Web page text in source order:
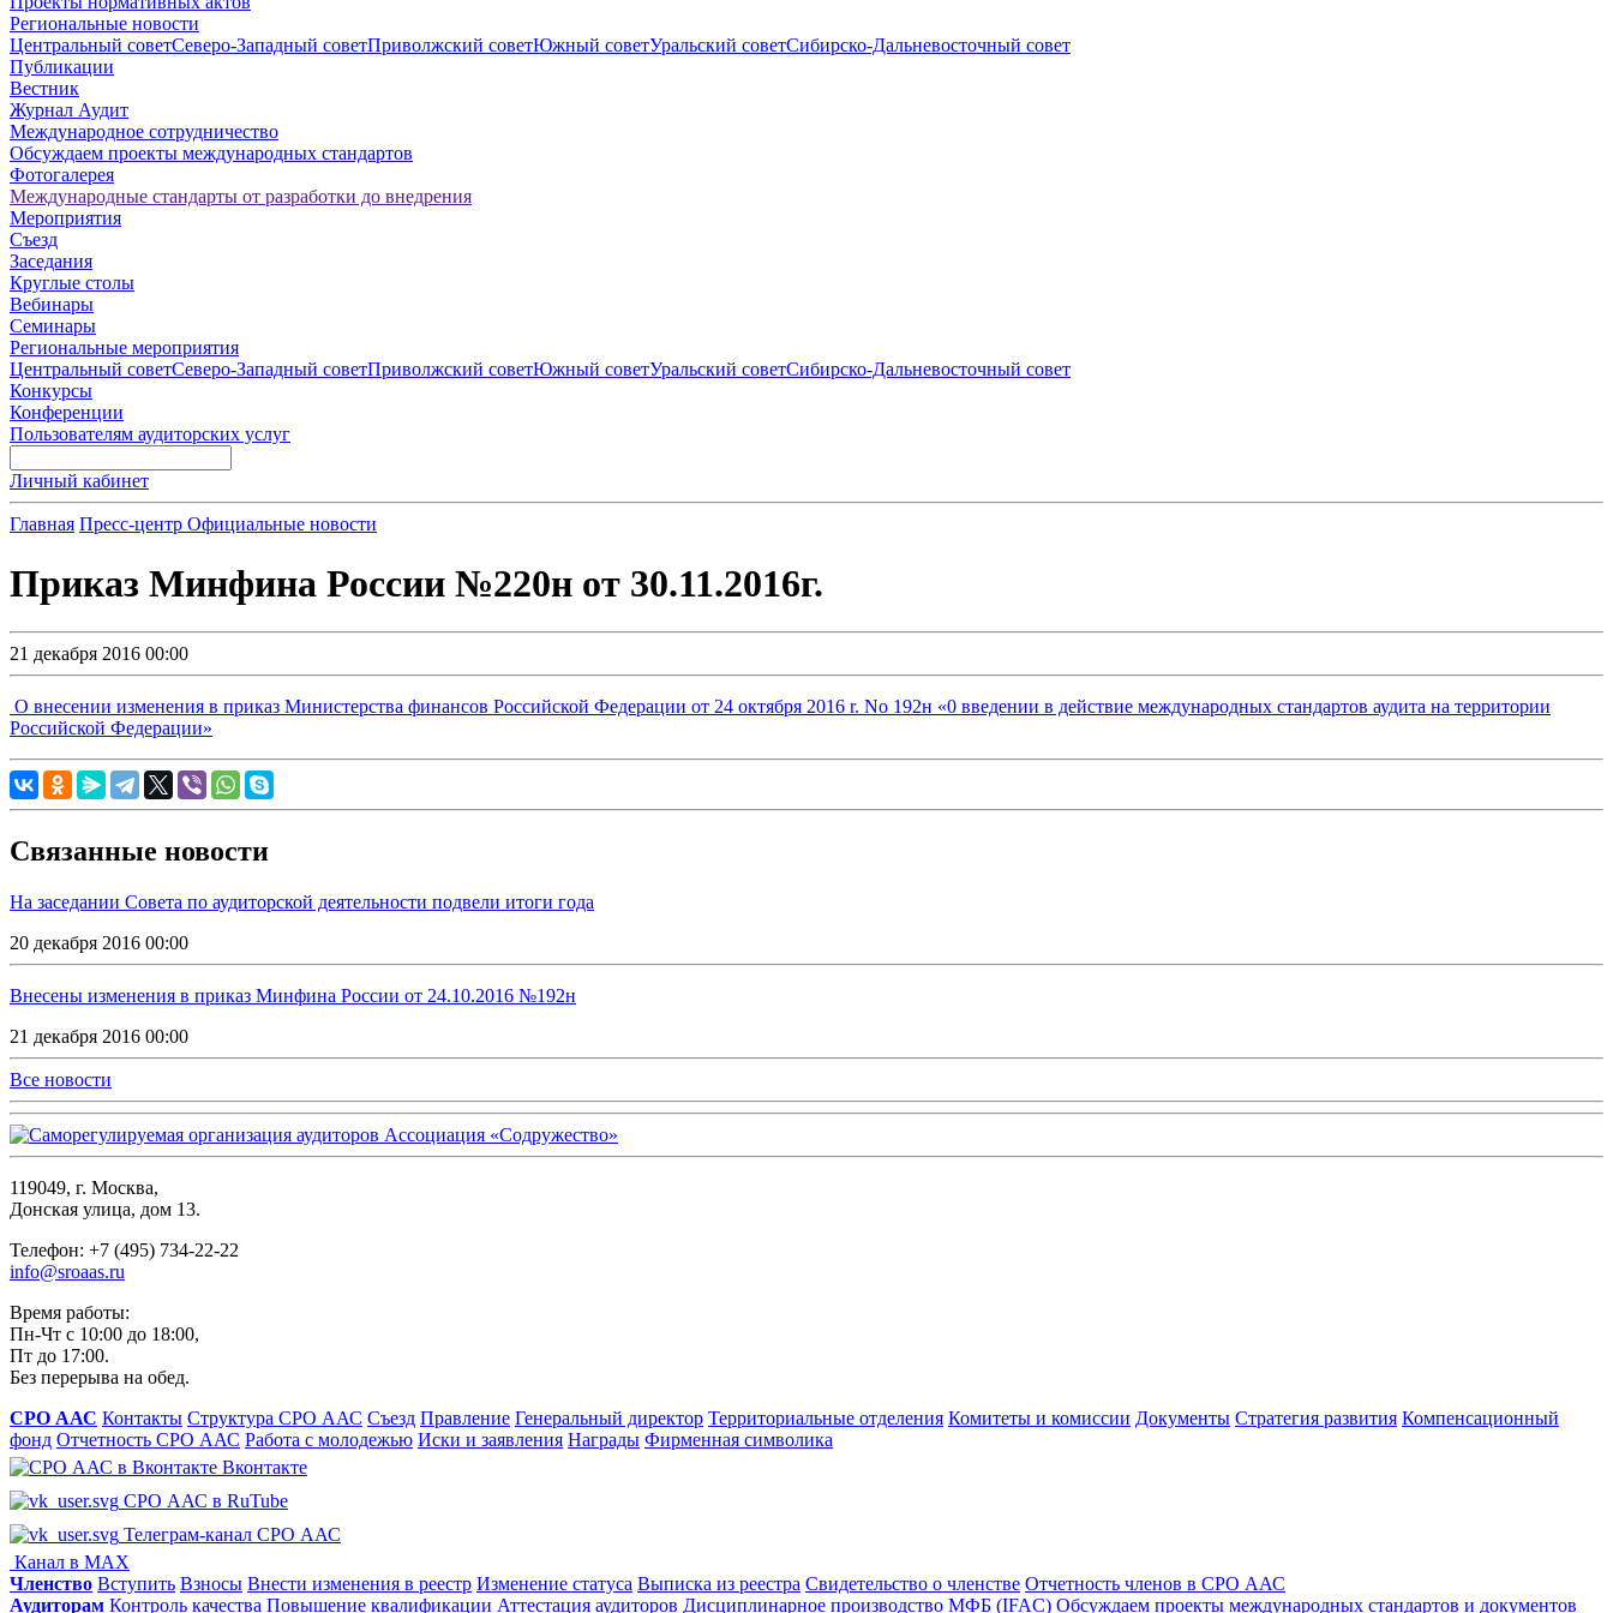
Региональные новости
Центральный советСеверо-Западный советПриволжский советЮжный советУральский советСибирско-Дальневосточный совет
Публикации
Вестник
Журнал Аудит
Международное сотрудничество
Обсуждаем проекты международных стандартов
Фотогалерея
Международные стандарты от разработки до внедрения
Мероприятия
Съезд
Заседания
Круглые столы
Вебинары
Семинары
Региональные мероприятия
Центральный советСеверо-Западный советПриволжский советЮжный советУральский советСибирско-Дальневосточный совет
Конкурсы
Конференции
Пользователям аудиторских услуг
Личный кабинет
Главная Пресс-центр Официальные новости
Приказ Минфина России №220н от 30.11.2016г.
21 декабря 2016 00:00
О внесении изменения в приказ Министерства финансов Российской Федерации от 24 октября 2016 r. No 192н «0 введении в действие международных стандартов аудита на территории
Российской Федерации»
Связанные новости
На заседании Совета по аудиторской деятельности подвели итоги года
20 декабря 2016 00:00
Внесены изменения в приказ Минфина России от 24.10.2016 №192н
21 декабря 2016 00:00
Все новости
119049, г. Москва,
Донская улица, дом 13.
Телефон: +7 (495) 734-22-22
info@sroaas.ru
Время работы:
Пн-Чт с 10:00 до 18:00,
Пт до 17:00.
Без перерыва на обед.
СРО ААС Контакты Структура СРО ААС Съезд Правление Генеральный директор Территориальные отделения Комитеты и комиссии Документы Стратегия развития Компенсационный
фонд Отчетность СРО ААС Работа с молодежью Иски и заявления Награды Фирменная символика
Вконтакте
СРО ААС в RuTube
Телеграм-канал СРО ААС
Канал в MAX
Членство Вступить Взносы Внести изменения в реестр Изменение статуса Выписка из реестра Свидетельство о членстве Отчетность членов в СРО ААС
Аудиторам Контроль качества Повышение квалификации Аттестация аудиторов Дисциплинарное производство МФБ (IFAC) Обсуждаем проекты международных стандартов и документов